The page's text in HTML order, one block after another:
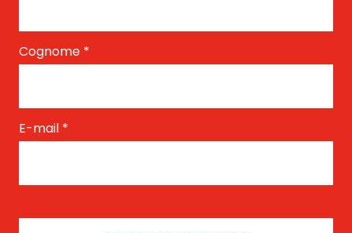
Cognome *
E-mail *